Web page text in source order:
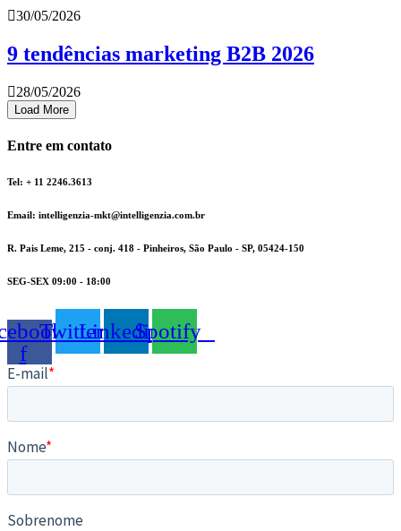
30/05/2026
9 tendências marketing B2B 2026
28/05/2026
Load More
Entre em contato
Tel: + 11 2246.3613
Email: intelligenzia-mkt@intelligenzia.com.br
R. Pais Leme, 215 - conj. 418 - Pinheiros, São Paulo - SP, 05424-150
SEG-SEX 09:00 - 18:00
f
TwitterLinkedinSpotify